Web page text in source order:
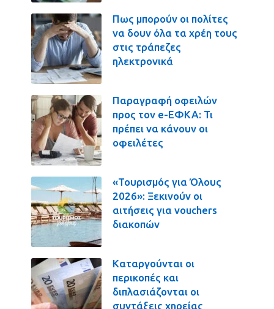
Πως μπορούν οι πολίτες
να δουν όλα τα χρέη τους
στις τράπεζες
ηλεκτρονικά
Παραγραφή οφειλών
προς τον e-ΕΦΚΑ: Τι
πρέπει να κάνουν οι
οφειλέτες
«Τουρισμός για Όλους
2026»: Ξεκινούν οι
αιτήσεις για vouchers
διακοπών
Καταργούνται οι
περικοπές και
διπλασιάζονται οι
συντάξεις χηρείας